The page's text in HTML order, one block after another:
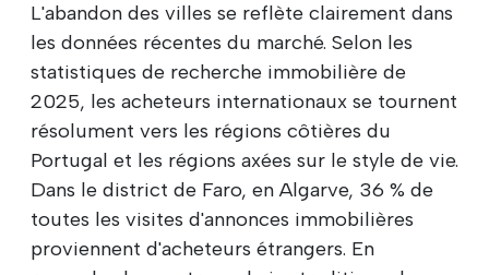
L'abandon des villes se reflète clairement dans
les données récentes du marché. Selon les
statistiques de recherche immobilière de
2025, les acheteurs internationaux se tournent
résolument vers les régions côtières du
Portugal et les régions axées sur le style de vie.
Dans le district de Faro, en Algarve, 36 % de
toutes les visites d'annonces immobilières
proviennent d'acheteurs étrangers. En